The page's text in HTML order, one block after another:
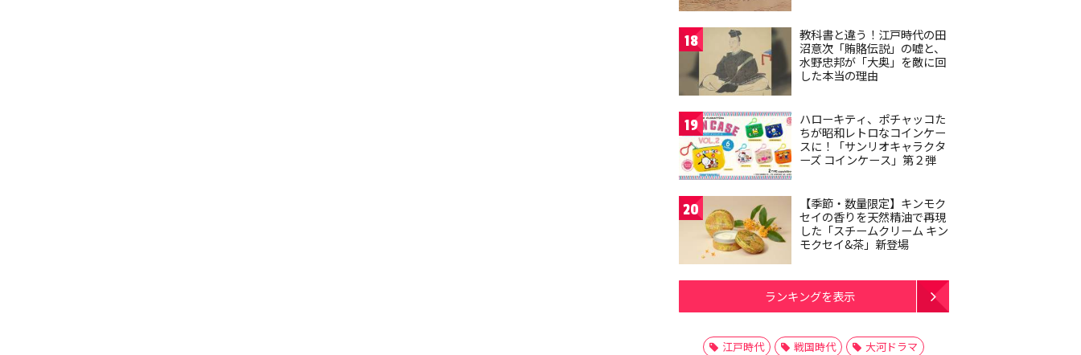
18
教科書と違う！江戸時代の田
沼意次「賄賂伝説」の嘘と、
水野忠邦が「大奥」を敵に回
した本当の理由
19
ハローキティ、ポチャッコた
ちが昭和レトロなコインケー
スに！「サンリオキャラクタ
ーズ コインケース」第２弾
20
【季節・数量限定】キンモク
セイの香りを天然精油で再現
した「スチームクリーム キン
モクセイ&茶」新登場
ランキングを表示
江戸時代 戦国時代
大河ドラマ